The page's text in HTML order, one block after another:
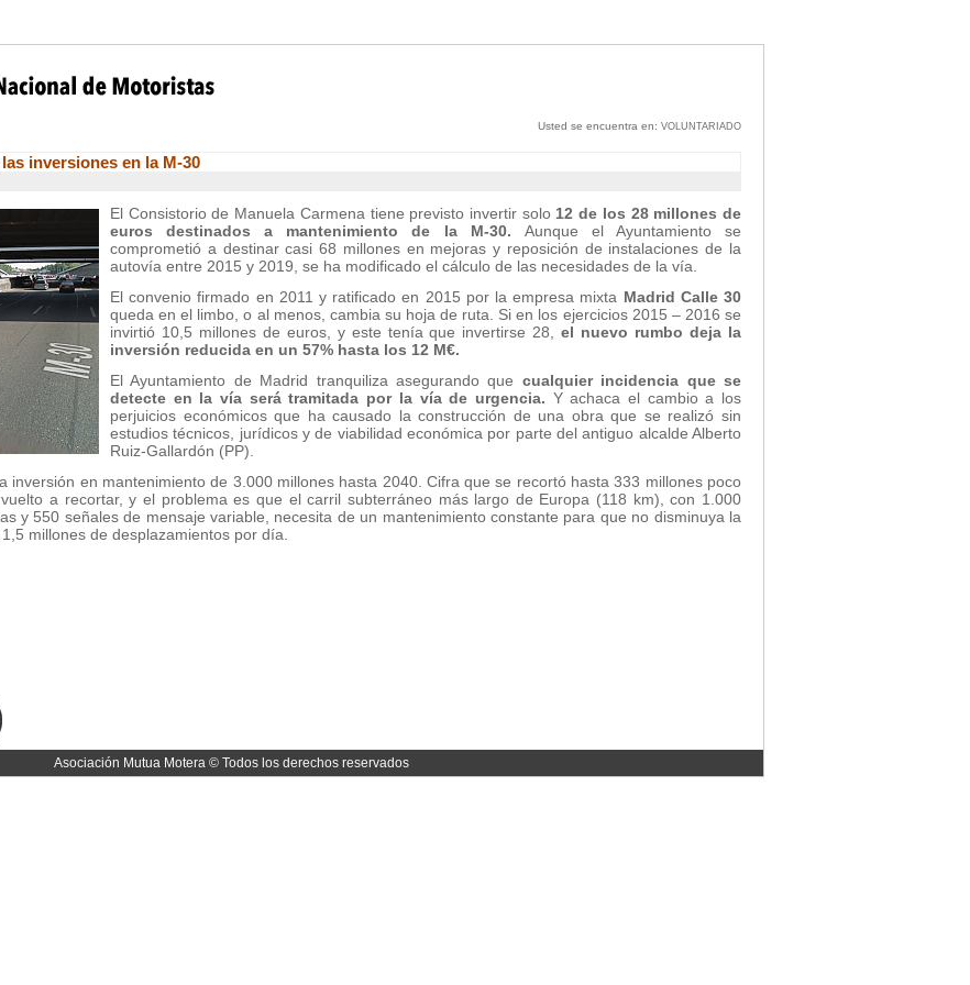
Usted se encuentra en: VOLUNTARIADO
inversiones en la M-30
El Consistorio de Manuela Carmena tiene previsto invertir solo 12 de los 28 millones de
euros destinados a mantenimiento de la M-30. Aunque el Ayuntamiento se
comprometió a destinar casi 68 millones en mejoras y reposición de instalaciones de la
autovía entre 2015 y 2019, se ha modificado el cálculo de las necesidades de la vía.
El convenio firmado en 2011 y ratificado en 2015 por la empresa mixta Madrid Calle 30
queda en el limbo, o al menos, cambia su hoja de ruta. Si en los ejercicios 2015 – 2016 se
invirtió 10,5 millones de euros, y este tenía que invertirse 28,el nuevo rumbo deja la
inversión reducida en un 57% hasta los 12 M€.
El Ayuntamiento de Madrid tranquiliza asegurando que cualquier incidencia que se
detecte en la vía será tramitada por la vía de urgencia. Y achaca el cambio a los
perjuicios económicos que ha causado la construcción de una obra que se realizó sin
estudios técnicos, jurídicos y de viabilidad económica por parte del antiguo alcalde Alberto
Ruiz-Gallardón (PP).
inversión en mantenimiento de 3.000 millones hasta 2040. Cifra que se recortó hasta 333 millones poco
a recortar, y el problema es que el carril subterráneo más largo de Europa (118 km), con 1.000
y 550 señales de mensaje variable, necesita de un mantenimiento constante para que no disminuya la
millones de desplazamientos por día.
Asociación Mutua Motera © Todos los derechos reservados